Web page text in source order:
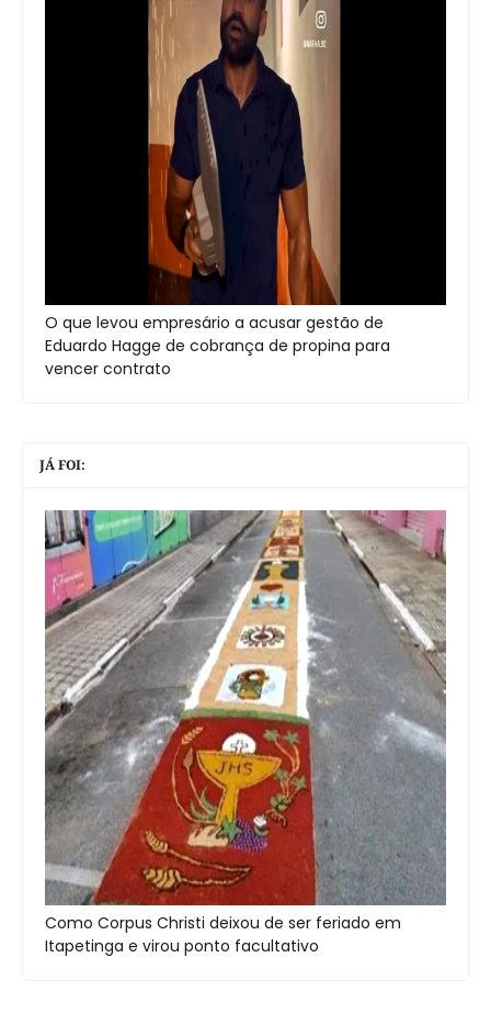
O que levou empresário a acusar gestão de
Eduardo Hagge de cobrança de propina para
vencer contrato
JÁ FOI:
Como Corpus Christi deixou de ser feriado em
Itapetinga e virou ponto facultativo